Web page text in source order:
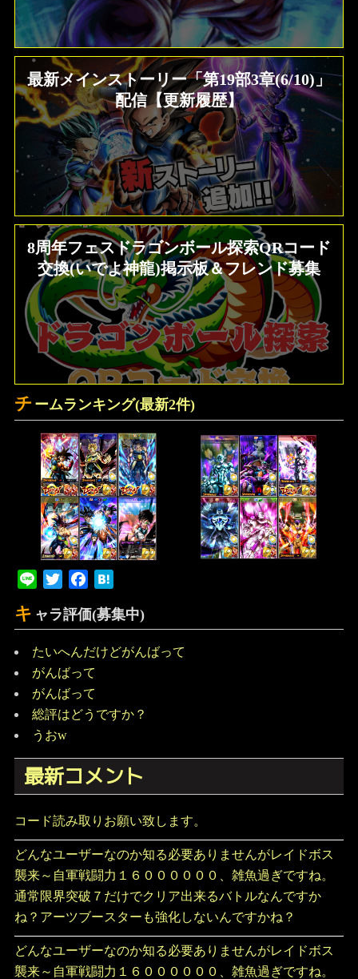
最新メインストーリー「第19部3章(6/10)」
配信【更新履歴】
8周年フェスドラゴンボール探索QRコード
交換(いでよ神龍)掲示板＆フレンド募集
チ ームランキング(最新2件)
Line Twitter Facebook
キ ャラ評価(募集中)
たいへんだけどがんばって
がんばって
がんばって
総評はどうですか？
うおw
最新コメント
コード読み取りお願い致します。
どんなユーザーなのか知る必要ありませんがレイドボス
襲来～自軍戦闘力１６００００００、雑魚過ぎですね。
通常限界突破７だけでクリア出来るバトルなんですか
ね？アーツブースターも強化しないんですかね？
どんなユーザーなのか知る必要ありませんがレイドボス
襲来～自軍戦闘力１６００００００、雑魚過ぎですね。